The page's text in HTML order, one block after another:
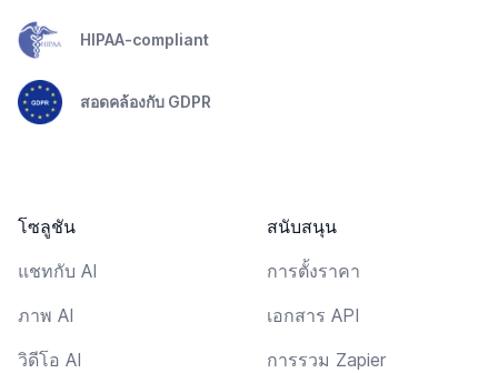
HIPAA-compliant
สอดคล้องกับ GDPR
โซลูชัน
แชทกับ AI
ภาพ AI
วิดีโอ AI
สนับสนุน
การตั้งราคา
เอกสาร API
การรวม Zapier